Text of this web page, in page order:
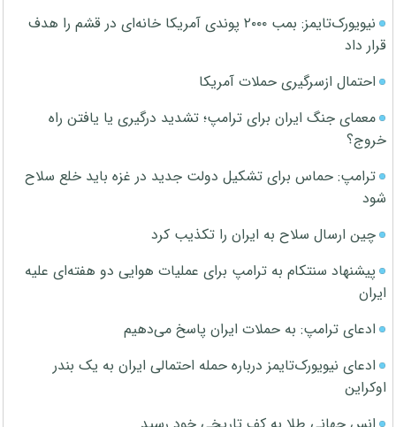
نیویورک‌تایمز: بمب ۲۰۰۰ پوندی آمریکا خانه‌ای در قشم را هدف
قرار داد
احتمال ازسرگیری حملات آمریکا
معمای جنگ ایران برای ترامپ؛ تشدید درگیری یا یافتن راه
خروج؟
ترامپ: حماس برای تشکیل دولت جدید در غزه باید خلع سلاح
شود
چین ارسال سلاح به ایران را تکذیب کرد
پیشنهاد سنتکام به ترامپ برای عملیات هوایی دو هفته‌ای علیه
ایران
ادعای ترامپ: به حملات ایران پاسخ می‌دهیم
ادعای نیویورک‌تایمز درباره حمله احتمالی ایران به یک بندر
اوکراین